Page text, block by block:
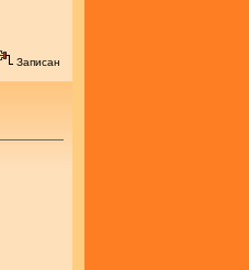
Записан